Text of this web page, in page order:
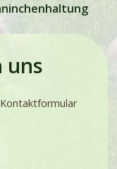
uns
Kontaktformular